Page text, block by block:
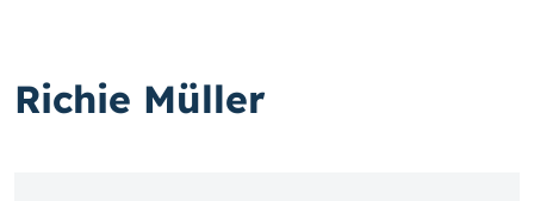
Richie Müller